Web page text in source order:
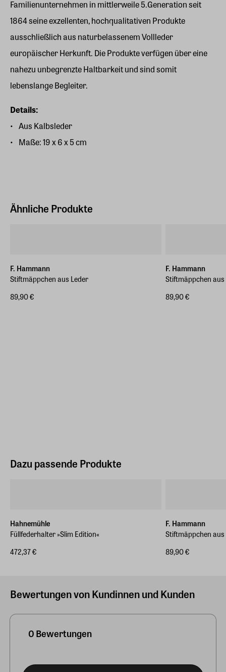
Familienunternehmen in mittlerweile 5.Generation seit
1864 seine exzellenten, hochqualitativen Produkte
ausschließlich aus naturbelassenem Vollleder
europäischer Herkunft. Die Produkte verfügen über eine
nahezu unbegrenzte Haltbarkeit und sind somit
lebenslange Begleiter.
Details:
Aus Kalbsleder
Maße: 19 x 6 x 5 cm
Ähnliche Produkte
F. Hammann
Stiftmäppchen aus Leder
89,90 €
F. Hammann
Stiftmäppchen aus
89,90 €
Dazu passende Produkte
Hahnemühle
Füllfederhalter »Slim Edition«
472,37 €
F. Hammann
Stiftmäppchen aus
89,90 €
Bewertungen von Kundinnen und Kunden
0 Bewertungen